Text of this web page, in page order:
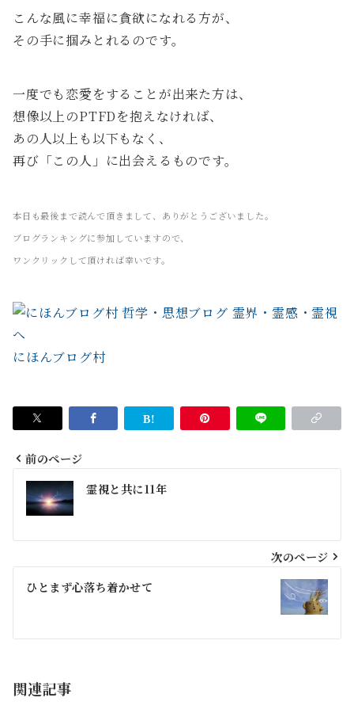
こんな風に幸福に貪欲になれる方が、
その手に掴みとれるのです。
一度でも恋愛をすることが出来た方は、
想像以上のPTFDを抱えなければ、
あの人以上も以下もなく、
再び「この人」に出会えるものです。
本日も最後まで読んで頂きまして、ありがとうございました。
ブログランキングに参加していますので、
ワンクリックして頂ければ幸いです。
にほんブログ村
投
稿
ナ
ビ
ゲ
シ
ン
前のページ
霊視と共に11年
次のページ
ひとまず心落ち着かせて
関連記事